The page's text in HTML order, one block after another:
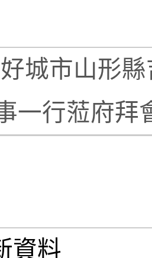
城市山形
一行蒞府拜
資料